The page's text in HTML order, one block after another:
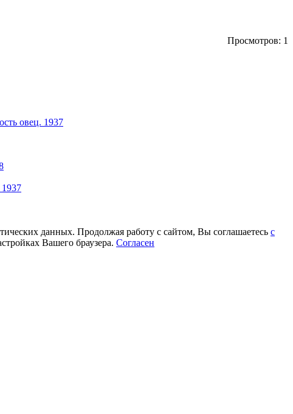
Просмотров: 1
овец. 1937
данных. Продолжая работу с сайтом, Вы соглашаетесь с
Вашего браузера. Согласен